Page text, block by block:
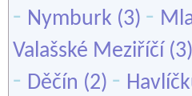
- Nymburk (3) -
Valašské Meziříčí (3)
- Děčín (2) -